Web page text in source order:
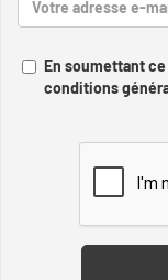
En soumettant
conditions